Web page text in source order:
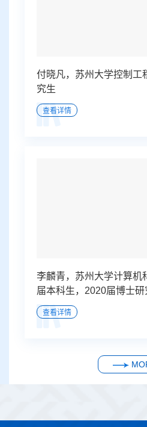
付晓凡，苏州大学控制工
究生
查看详情
李麟青，苏州大学计算机
届本科生，2020届博士研
查看详情